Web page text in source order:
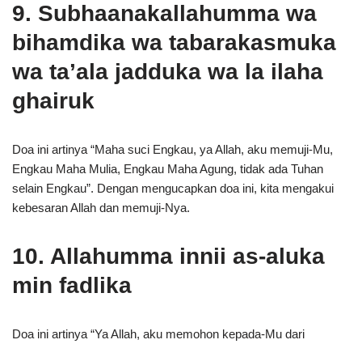
9. Subhaanakallahumma wa
bihamdika wa tabarakasmuka
wa ta’ala jadduka wa la ilaha
ghairuk
Doa ini artinya “Maha suci Engkau, ya Allah, aku memuji-Mu,
Engkau Maha Mulia, Engkau Maha Agung, tidak ada Tuhan
selain Engkau”. Dengan mengucapkan doa ini, kita mengakui
kebesaran Allah dan memuji-Nya.
10. Allahumma innii as-aluka
min fadlika
Doa ini artinya “Ya Allah, aku memohon kepada-Mu dari